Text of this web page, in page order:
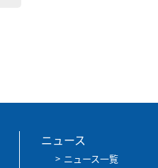
ニュース
ニュース一覧